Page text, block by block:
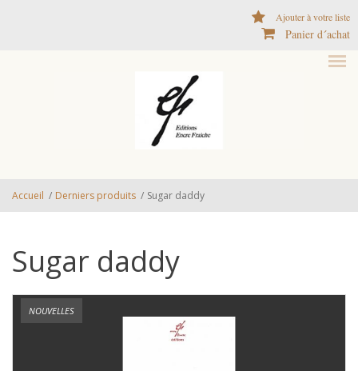
Ajouter à votre liste
Panier d´achat
Accueil / Derniers produits / Sugar daddy
Sugar daddy
NOUVELLES